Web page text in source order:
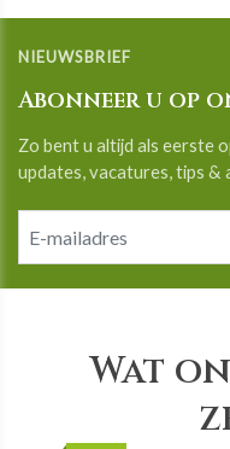
NIEUWSBRIEF
Abonneer u op
Zo bent u altijd als eerste
updates, vacatures, tips &
Wat